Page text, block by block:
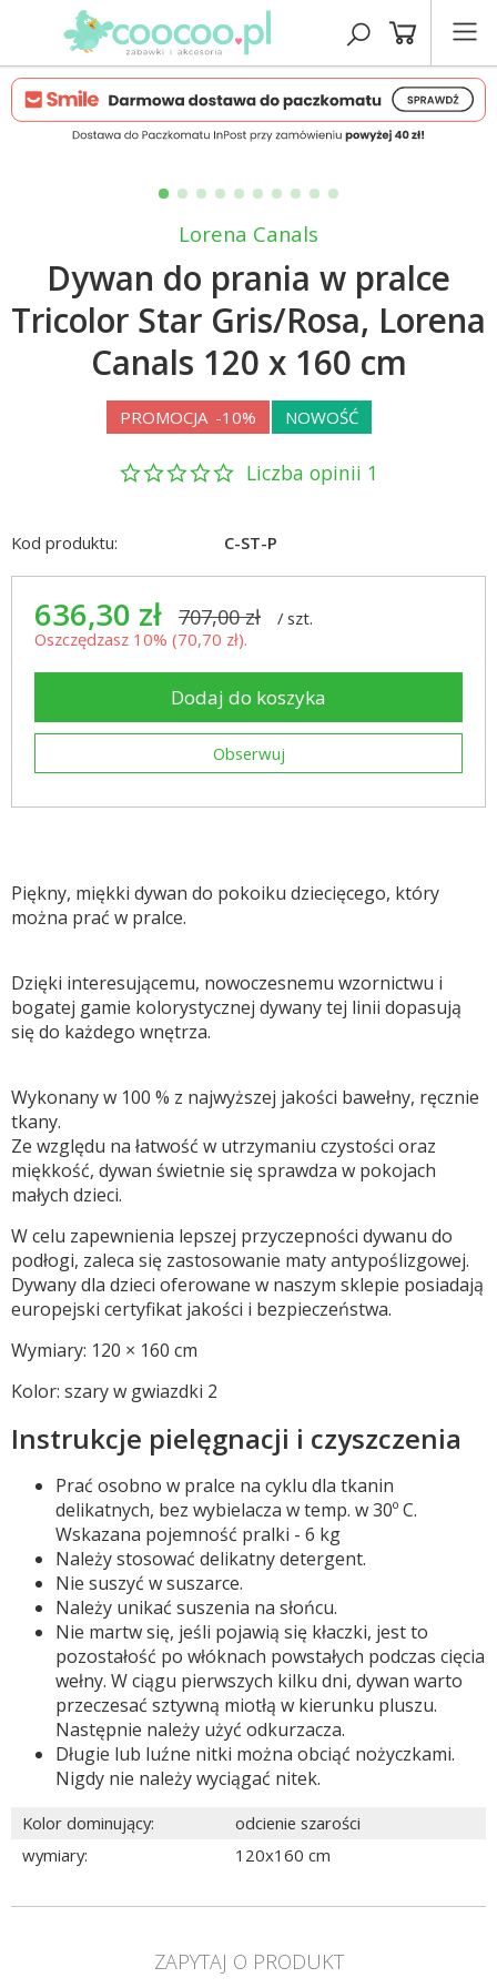
Lorena Canals
Dywan do prania w pralce
Tricolor Star Gris/Rosa, Lorena
Canals 120 x 160 cm
PROMOCJA -10% NOWOŚĆ
Liczba opinii 1
Kod produktu: C-ST-P
636,30 zł 707,00 zł / szt.
Oszczędzasz 10% (70,70 zł).
Dodaj do koszyka
Obserwuj
Piękny, miękki dywan do pokoiku dziecięcego, który
można prać w pralce.
Dzięki interesującemu, nowoczesnemu wzornictwu i
bogatej gamie kolorystycznej dywany tej linii dopasują
się do każdego wnętrza.
Wykonany w 100 % z najwyższej jakości bawełny, ręcznie
tkany.
Ze względu na łatwość w utrzymaniu czystości oraz
miękkość, dywan świetnie się sprawdza w pokojach
małych dzieci.
W celu zapewnienia lepszej przyczepności dywanu do
podłogi, zaleca się zastosowanie maty antypoślizgowej.
Dywany dla dzieci oferowane w naszym sklepie posiadają
europejski certyfikat jakości i bezpieczeństwa.
Wymiary: 120 × 160 cm
Kolor: szary w gwiazdki 2
Instrukcje pielęgnacji i czyszczenia
Prać osobno w pralce na cyklu dla tkanin
delikatnych, bez wybielacza w temp. w 30º C.
Wskazana pojemność pralki - 6 kg
Należy stosować delikatny detergent.
Nie suszyć w suszarce.
Należy unikać suszenia na słońcu.
Nie martw się, jeśli pojawią się kłaczki, jest to
pozostałość po włóknach powstałych podczas cięcia
wełny. W ciągu pierwszych kilku dni, dywan warto
przeczesać sztywną miotłą w kierunku pluszu.
Następnie należy użyć odkurzacza.
Długie lub luźne nitki można obciąć nożyczkami.
Nigdy nie należy wyciągać nitek.
Kolor dominujący:
odcienie szarości
wymiary: 120x160 cm
ZAPYTAJ O PRODUKT